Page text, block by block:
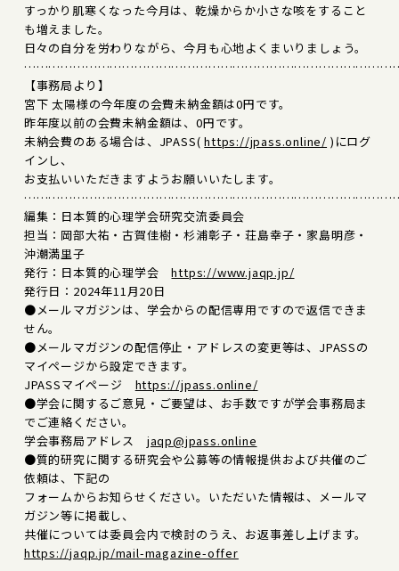
すっかり肌寒くなった今月は、乾燥からか小さな咳をすること
も増えました。
日々の自分を労わりながら、今月も心地よくまいりましょう。
【事務局より】
宮下 太陽様の今年度の会費未納金額は0円です。
昨年度以前の会費未納金額は、0円です。
未納会費のある場合は、JPASS(https://jpass.online/ )にログ
インし、
お支払いいただきますようお願いいたします。
編集：日本質的心理学会研究交流委員会
担当：岡部大祐・古賀佳樹・杉浦彰子・荘島幸子・家島明彦・
沖潮満里子
発行：日本質的心理学会https://www.jaqp.jp/
発行日：2024年11月20日
●メールマガジンは、学会からの配信専用ですので返信できま
せん。
●メールマガジンの配信停止・アドレスの変更等は、JPASSの
マイページから設定できます。
JPASSマイページ https://jpass.online/
●学会に関するご意見・ご要望は、お手数ですが学会事務局ま
でご連絡ください。
学会事務局アドレス jaqp@jpass.online
●質的研究に関する研究会や公募等の情報提供および共催のご
依頼は、下記の
フォームからお知らせください。いただいた情報は、メールマ
ガジン等に掲載し、
共催については委員会内で検討のうえ、お返事差し上げます。
https://jaqp.jp/mail-magazine-offer